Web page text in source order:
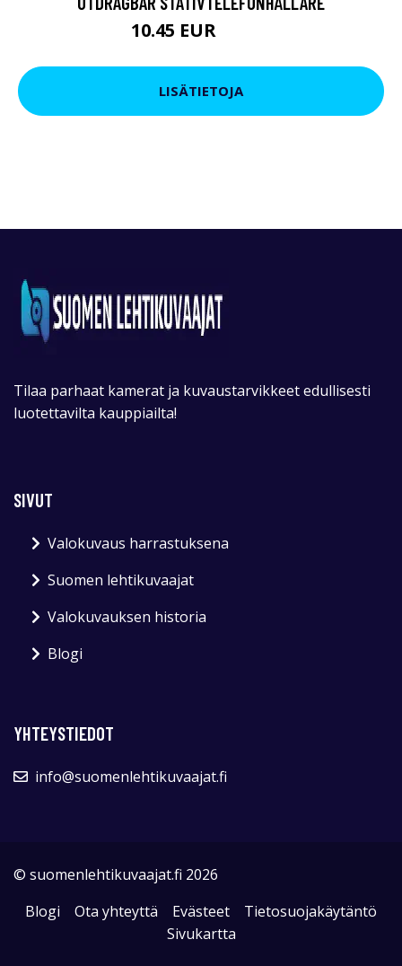
10.45 EUR
LISÄTIETOJA
Tilaa parhaat kamerat ja kuvaustarvikkeet edullisesti
luotettavilta kauppiailta!
SIVUT
Valokuvaus harrastuksena
Suomen lehtikuvaajat
Valokuvauksen historia
Blogi
YHTEYSTIEDOT
info@suomenlehtikuvaajat.fi
© suomenlehtikuvaajat.fi 2026
Blogi
Ota yhteyttä Evästeet
Tietosuojakäytäntö
Sivukartta